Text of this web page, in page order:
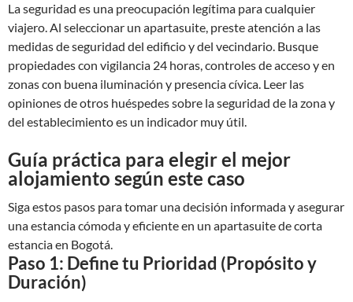
La seguridad es una preocupación legítima para cualquier
viajero. Al seleccionar un apartasuite, preste atención a las
medidas de seguridad del edificio y del vecindario. Busque
propiedades con vigilancia 24 horas, controles de acceso y en
zonas con buena iluminación y presencia cívica. Leer las
opiniones de otros huéspedes sobre la seguridad de la zona y
del establecimiento es un indicador muy útil.
Guía práctica para elegir el mejor
alojamiento según este caso
Siga estos pasos para tomar una decisión informada y asegurar
una estancia cómoda y eficiente en un apartasuite de corta
estancia en Bogotá.
Paso 1: Define tu Prioridad (Propósito y
Duración)